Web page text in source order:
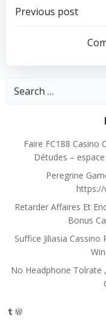
Post
Previous post
Search
Faire FC188 Casino
Détudes –
Peregrine
https://
Retarder Affaires Et
Bonus
Suffice Jiliasia
No Headphone Tolrate
Tumblr
WordPress